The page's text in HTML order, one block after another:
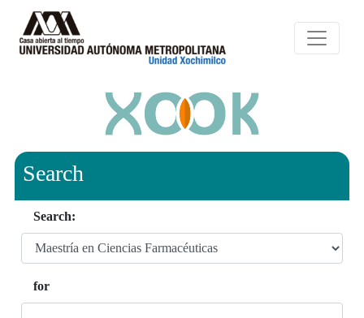
Search
Search:
for